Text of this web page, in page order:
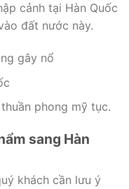
cảnh tại Hàn Quốc
đất nước này.
gây nổ
phong mỹ tục.
sang Hàn
khách cần lưu ý